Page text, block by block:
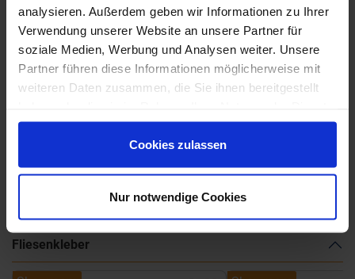
analysieren. Außerdem geben wir Informationen zu Ihrer
Verwendung unserer Website an unsere Partner für
soziale Medien, Werbung und Analysen weiter. Unsere
Partner führen diese Informationen möglicherweise mit
weiteren Daten zusammen, die Sie ihnen bereitgestellt
gesammelt haben.
Cookies zulassen
Nur notwendige Cookies
Weitere Serien von Sant Agostino
Fliesenkleber